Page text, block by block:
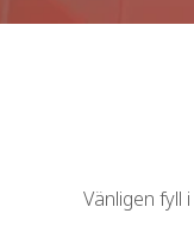
Vänligen fyll i